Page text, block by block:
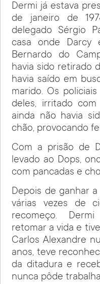
Dermi já estava
de janeiro de
delegado Sérgio
casa onde Darcy
Bernardo do
havia sido retirado
havia saído em
marido. Os
deles, irritado
ainda não havia
chão, provocando
Com a prisão de
levado ao Dops,
com pancadas e
Depois de ganhar
várias vezes de
recomeço.
retomar a vida e
Carlos Alexandre
anos, teve
da ditadura e
nunca pôde